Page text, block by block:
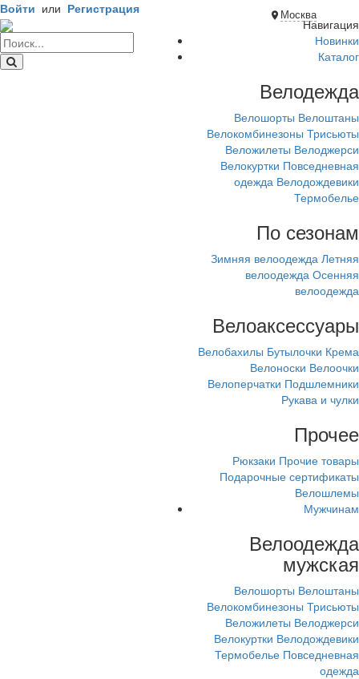
Москва
Войти или Регистрация
Навигация
Новинки
Каталог
Велодежда
Велошорты Велоштаны
Велокомбинезоны Трисьюты
Веложилеты Велоджерси
Велокуртки Повседневная
одежда Велодождевики
Термобелье
По сезонам
Зимняя велоодежда Летняя
велоодежда Осенняя
велоодежда
Велоаксессуары
Велобахилы Бутылочки Крема
Велоноски Велоочки
Велоперчатки Подшлемники
Рукава и чулки
Прочее
Рюкзаки Прочие товары
Подарочные сертификаты
Велошлемы
Мужчинам
Велоодежда
мужская
Велошорты Велоштаны
Велокомбинезоны Трисьюты
Веложилеты Велоджерси
Велокуртки Велодождевики
Термобелье Повседневная
одежда